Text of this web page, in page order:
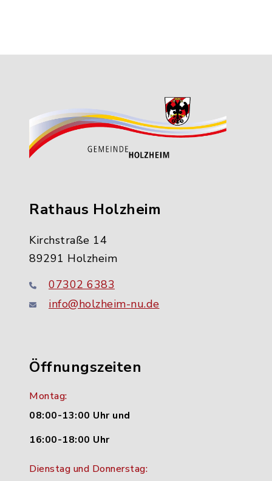
Rathaus Holzheim
Kirchstraße 14
89291 Holzheim
07302 6383
info@holzheim-nu.de
Öffnungszeiten
Montag:
08:00-13:00 Uhr und
16:00-18:00 Uhr
Dienstag und Donnerstag: